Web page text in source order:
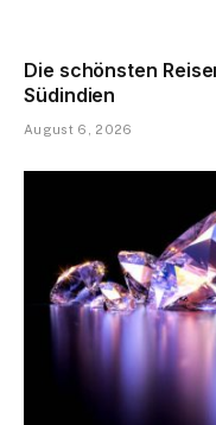
Die schönsten
Südindien
August 6, 2026